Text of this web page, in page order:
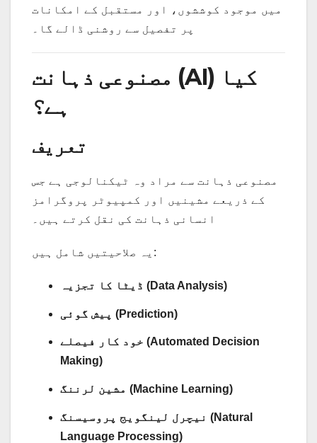
میں موجود کوششوں، اور مستقبل کے امکانات
پر تفصیل سے روشنی ڈالے گا۔
مصنوعی ذہانت (AI) کیا
ہے؟
تعریف
مصنوعی ذہانت سے مراد وہ ٹیکنالوجی ہے جس
کے ذریعے مشینیں اور کمپیوٹر پروگرامز
انسانی ذہانت کی نقل کرتے ہیں۔
یہ صلاحیتیں شامل ہیں:
ڈیٹا کا تجزیہ (Data Analysis)
پیش گوئی (Prediction)
خود کار فیصلے (Automated Decision
Making)
مشین لرننگ (Machine Learning)
نیچرل لینگویج پروسیسنگ (Natural
Language Processing)